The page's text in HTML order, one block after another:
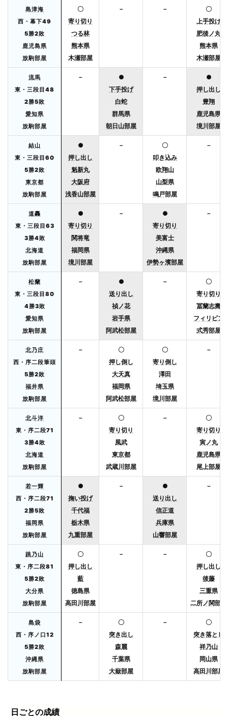
島津海
西・幕下49
5勝2敗
鹿児島県
放駒部屋
〇
寄り切り
つる林
熊本県
木瀬部屋
－ －
〇
上手投げ
肥後ノ丸
熊本県
木瀬部屋
流馬
東・三段目48
2勝5敗
愛知県
放駒部屋
－
●
下手投げ
白蛇
群馬県
朝日山部屋
－
●
押し出し
豊翔
鹿児島県
境川部屋
結山
東・三段目60
5勝2敗
東京都
放駒部屋
●
押し出し
魁新丸
大阪府
浅香山部屋
－
〇
叩き込み
欧翔山
山梨県
鳴戸部屋
－
道轟
東・三段目63
3勝4敗
北海道
放駒部屋
●
寄り切り
関将竜
福岡県
境川部屋
－
●
寄り切り
美富士
沖縄県
伊勢ヶ濱部屋
－
松蘭
東・三段目80
4勝3敗
愛知県
放駒部屋
－
●
送り出し
禎ノ花
岩手県
阿武松部屋
－
〇
寄り切り
冨蘭志壽
フィリピン
式秀部屋
北乃庄
西・序二段筆頭
5勝2敗
福井県
放駒部屋
－
〇
押し倒し
大天真
福岡県
阿武松部屋
〇
寄り倒し
澤田
埼玉県
境川部屋
－
北斗洋
東・序二段71
3勝4敗
北海道
放駒部屋
－
〇
寄り切り
風武
東京都
武蔵川部屋
－
〇
寄り切り
寅ノ丸
鹿児島県
尾上部屋
若一輝
西・序二段71
2勝5敗
福岡県
放駒部屋
●
掬い投げ
千代福
栃木県
九重部屋
－
●
送り出し
信正道
兵庫県
山響部屋
－
跳乃山
東・序二段81
5勝2敗
大分県
放駒部屋
〇
押し出し
藍
徳島県
高田川部屋
－ －
〇
押し出し
後藤
三重県
二所ノ関部屋
島袋
西・序ノ口12
5勝2敗
沖縄県
放駒部屋
－
〇
突き出し
森麗
千葉県
大嶽部屋
－
〇
突き落とし
祥乃山
岡山県
高田川部屋
日ごとの成績